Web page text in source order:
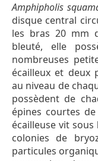
Amphipholis
disque central
les bras 20 mm
bleuté, elle
nombreuses
écailleux et deux
au niveau de
possèdent de
épines courtes
écailleuse vit
colonies de
particules